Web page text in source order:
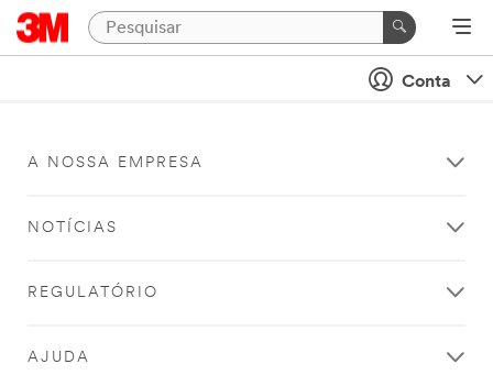
Conta
A NOSSA EMPRESA
NOTÍCIAS
REGULATÓRIO
AJUDA